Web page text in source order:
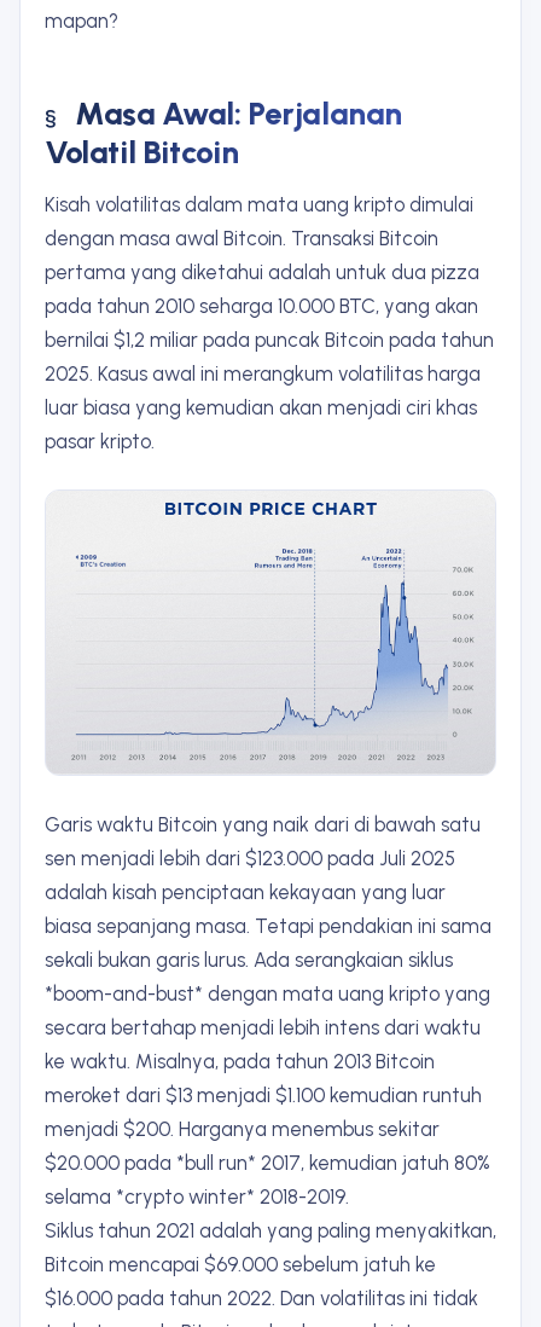
mapan?
Masa Awal: Perjalanan
Volatil Bitcoin
Kisah volatilitas dalam mata uang kripto dimulai
dengan masa awal Bitcoin. Transaksi Bitcoin
pertama yang diketahui adalah untuk dua pizza
pada tahun 2010 seharga 10.000 BTC, yang akan
bernilai $1,2 miliar pada puncak Bitcoin pada tahun
2025. Kasus awal ini merangkum volatilitas harga
luar biasa yang kemudian akan menjadi ciri khas
pasar kripto.
Garis waktu Bitcoin yang naik dari di bawah satu
sen menjadi lebih dari $123.000 pada Juli 2025
adalah kisah penciptaan kekayaan yang luar
biasa sepanjang masa. Tetapi pendakian ini sama
sekali bukan garis lurus. Ada serangkaian siklus
*boom-and-bust* dengan mata uang kripto yang
secara bertahap menjadi lebih intens dari waktu
ke waktu. Misalnya, pada tahun 2013 Bitcoin
meroket dari $13 menjadi $1.100 kemudian runtuh
menjadi $200. Harganya menembus sekitar
$20.000 pada *bull run* 2017, kemudian jatuh 80%
selama *crypto winter* 2018-2019.
Siklus tahun 2021 adalah yang paling menyakitkan,
Bitcoin mencapai $69.000 sebelum jatuh ke
$16.000 pada tahun 2022. Dan volatilitas ini tidak